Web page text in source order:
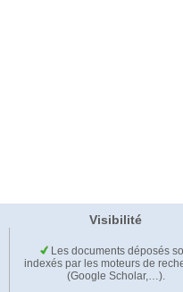
Visibilité
Les documents déposés
indexés par les moteurs de
(Google Scholar,…).